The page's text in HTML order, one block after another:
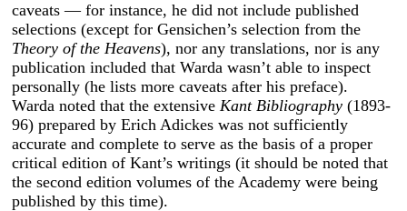
caveats — for instance, he did not include published
selections (except for Gensichen’s selection from the
Theory of the Heavens), nor any translations, nor is any
publication included that Warda wasn’t able to inspect
personally (he lists more caveats after his preface).
Warda noted that the extensive Kant Bibliography (1893-
96) prepared by Erich Adickes was not sufficiently
accurate and complete to serve as the basis of a proper
critical edition of Kant’s writings (it should be noted that
the second edition volumes of the Academy were being
published by this time).